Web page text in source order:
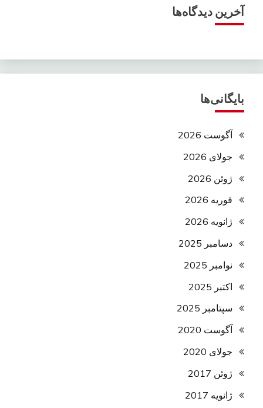
آخرین دیدگاه‌ها
بایگانی‌ها
آگوست 2026
جولای 2026
ژوئن 2026
فوریه 2026
ژانویه 2026
دسامبر 2025
نوامبر 2025
اکتبر 2025
سپتامبر 2025
آگوست 2020
جولای 2020
ژوئن 2017
ژانویه 2017